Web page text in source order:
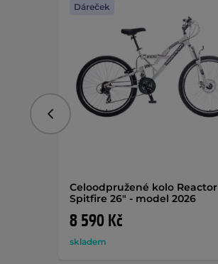
Celoodpružené kolo Reactor
Spitfire 26" - model 2026
8 590 Kč
skladem
Dáreček
Předchozí